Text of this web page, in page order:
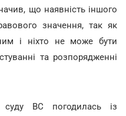
що наявність іншого
значення, так як
і ніхто не може бути
та розпорядженні
суду ВС погодилась із